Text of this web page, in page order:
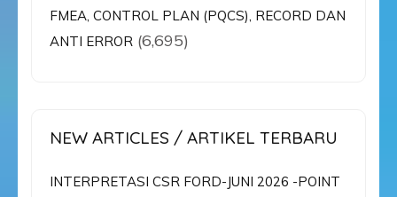
FMEA, CONTROL PLAN (PQCS), RECORD DAN
ANTI ERROR (6,695)
NEW ARTICLES / ARTIKEL TERBARU
INTERPRETASI CSR FORD-JUNI 2026 -POINT